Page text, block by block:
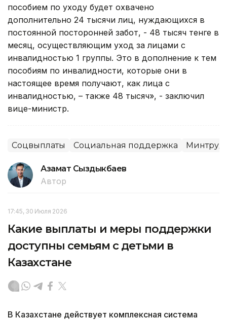
пособием по уходу будет охвачено
дополнительно 24 тысячи лиц, нуждающихся в
постоянной посторонней забот, - 48 тысяч тенге в
месяц, осуществляющим уход за лицами с
инвалидностью 1 группы. Это в дополнение к тем
пособиям по инвалидности, которые они в
настоящее время получают, как лица с
инвалидностью, – также 48 тысяч», - заключил
вице-министр.
Соцвыплаты Социальная поддержка
Азамат Сыздыкбаев
Автор
17:45, 30 Июля 2026
Какие выплаты и меры поддержки
доступны семьям с детьми в
Казахстане
В Казахстане действует комплексная система